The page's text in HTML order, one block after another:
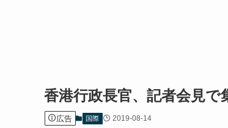
香港行政長官、記者会見
広告 国際 2019-08-14